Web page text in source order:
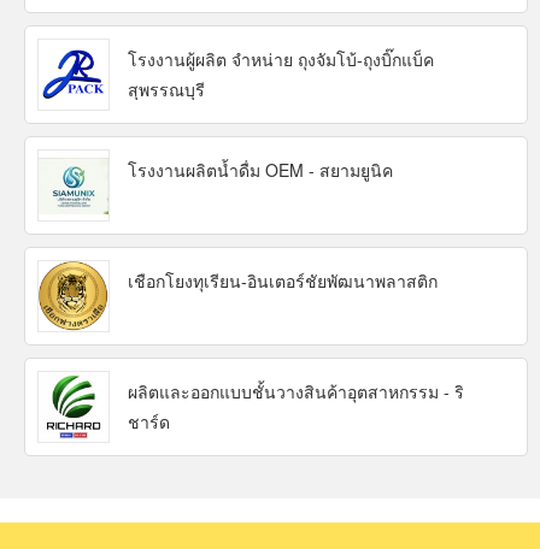
โรงงานผู้ผลิต จำหน่าย ถุงจัมโบ้-ถุงบิ๊กแบ็ค
สุพรรณบุรี
โรงงานผลิตน้ำดื่ม OEM - สยามยูนิค
เชือกโยงทุเรียน-อินเตอร์ชัยพัฒนาพลาสติก
ผลิตและออกแบบชั้นวางสินค้าอุตสาหกรรม - ริ
ชาร์ด